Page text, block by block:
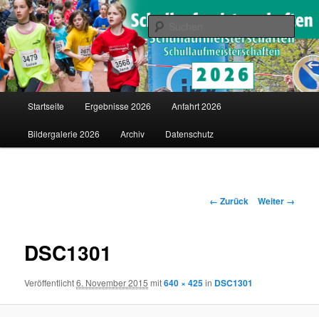
Schullaufmeisterschaften
Saarländische Schullaufmeisterschaften in Merzig
Zum
Inhalt
Startseite Ergebnisse 2026 Anfahrt 2026
Bildergalerie 2026 Archiv Datenschutz
Bilder-
← Zurück Weiter →
DSC1301
Veröffentlicht6. November 2015 mit640 × 425in DSC1301